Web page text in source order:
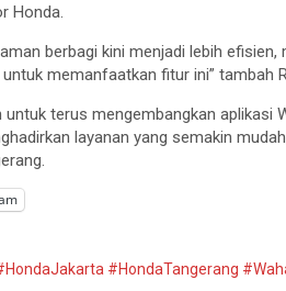
Honda.
berbagi kini menjadi lebih
memanfaatkan fitur ini” tambah
terus mengembangkan aplikasi
layanan yang semakin
#HondaTangerang